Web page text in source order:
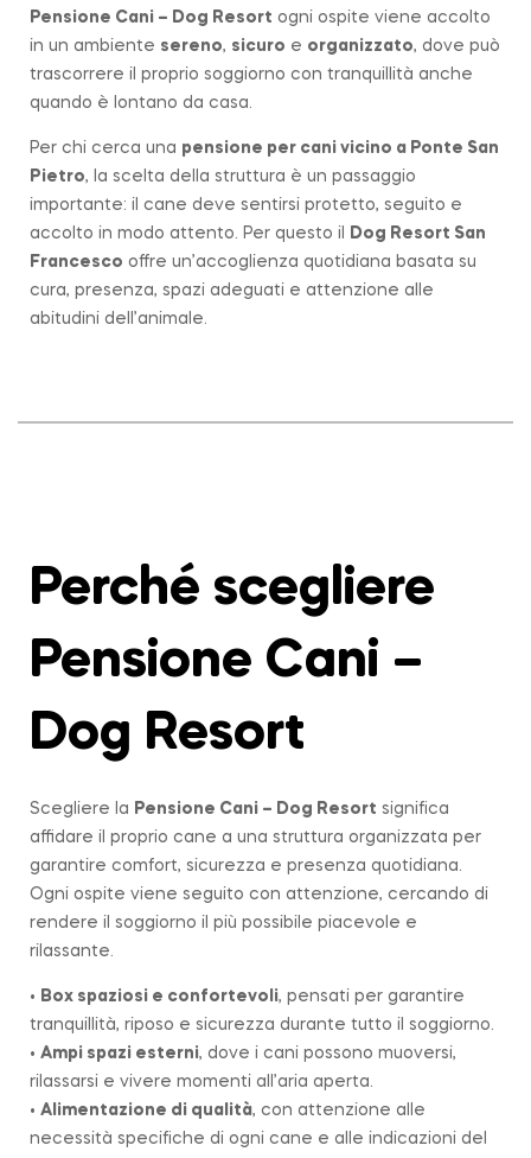
Pensione Cani – Dog Resort ogni ospite viene accolto
in un ambiente sereno, sicuro e organizzato, dove può
trascorrere il proprio soggiorno con tranquillità anche
quando è lontano da casa.
Per chi cerca una pensione per cani vicino a Ponte San
Pietro, la scelta della struttura è un passaggio
importante: il cane deve sentirsi protetto, seguito e
accolto in modo attento. Per questo il
Dog Resort San
Francesco offre un’accoglienza quotidiana basata su
cura, presenza, spazi adeguati e attenzione alle
abitudini dell’animale.
Perché scegliere
Pensione Cani –
Dog Resort
Scegliere la Pensione Cani – Dog Resort significa
affidare il proprio cane a una struttura organizzata per
garantire comfort, sicurezza e presenza quotidiana.
Ogni ospite viene seguito con attenzione, cercando di
rendere il soggiorno il più possibile piacevole e
rilassante.
• Box spaziosi e confortevoli, pensati per garantire
tranquillità, riposo e sicurezza durante tutto il soggiorno.
• Ampi spazi esterni, dove i cani possono muoversi,
rilassarsi e vivere momenti all’aria aperta.
• Alimentazione di qualità, con attenzione alle
necessità specifiche di ogni cane e alle indicazioni del